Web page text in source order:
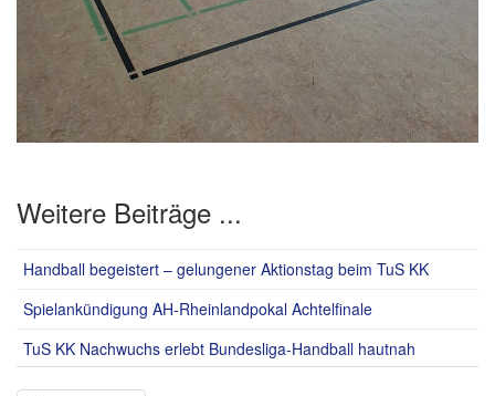
Weitere Beiträge ...
Handball begeistert – gelungener Aktionstag beim TuS KK
Spielankündigung AH-Rheinlandpokal Achtelfinale
TuS KK Nachwuchs erlebt Bundesliga-Handball hautnah